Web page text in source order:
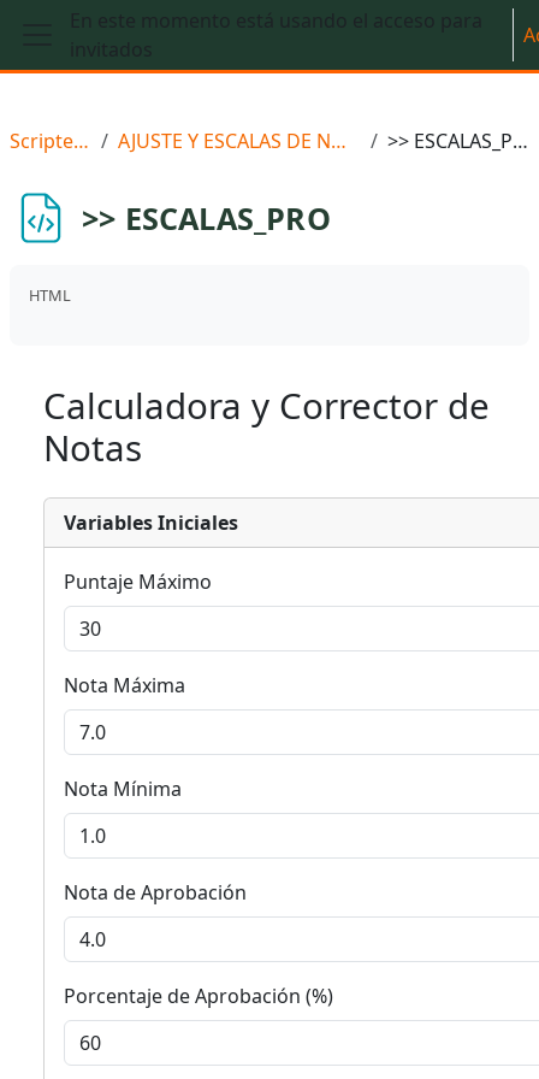
Salta al contenido principal
Panel lateral
En este momento está usando el acceso para
invitados
Scriptedu AJUSTE Y ESCALAS DE NOTAS >> ESCALAS_PRO
>> ESCALAS_PRO
HTML